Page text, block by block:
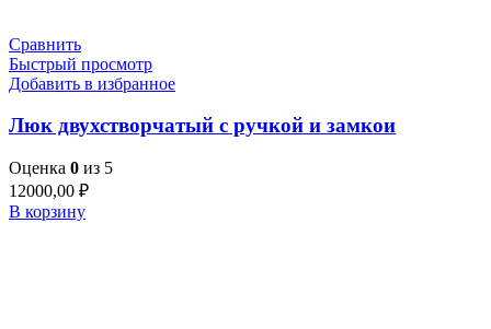
Сравнить
Быстрый просмотр
Добавить в избранное
Люк двухстворчатый с ручкой и замкои
Оценка 0 из 5
12000,00 ₽
В корзину